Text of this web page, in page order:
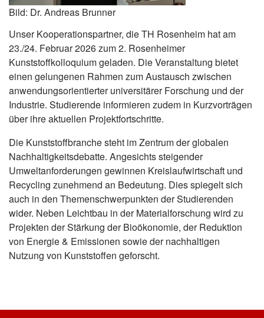
Bild: Dr. Andreas Brunner
Unser Kooperationspartner, die TH Rosenheim hat am
23./24. Februar 2026 zum 2. Rosenheimer
Kunststoffkolloquium geladen. Die Veranstaltung bietet
einen gelungenen Rahmen zum Austausch zwischen
anwendungsorientierter universitärer Forschung und der
Industrie. Studierende informieren zudem in Kurzvorträgen
über ihre aktuellen Projektfortschritte.
Die Kunststoffbranche steht im Zentrum der globalen
Nachhaltigkeitsdebatte. Angesichts steigender
Umweltanforderungen gewinnen Kreislaufwirtschaft und
Recycling zunehmend an Bedeutung. Dies spiegelt sich
auch in den Themenschwerpunkten der Studierenden
wider. Neben Leichtbau in der Materialforschung wird zu
Projekten der Stärkung der Bioökonomie, der Reduktion
von Energie & Emissionen sowie der nachhaltigen
Nutzung von Kunststoffen geforscht.